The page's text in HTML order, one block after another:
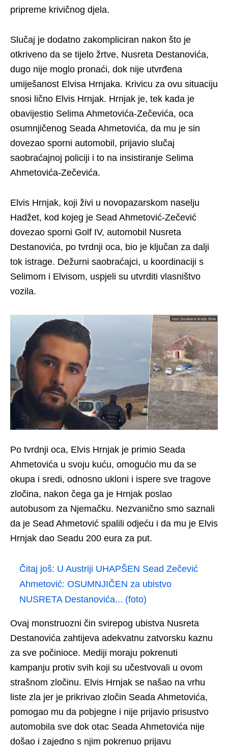
pripreme krivičnog djela.
Slučaj je dodatno zakompliciran nakon što je
otkriveno da se tijelo žrtve, Nusreta Destanovića,
dugo nije moglo pronaći, dok nije utvrđena
umiješanost Elvisa Hrnjaka. Krivicu za ovu situaciju
snosi lično Elvis Hrnjak. Hrnjak je, tek kada je
obavijestio Selima Ahmetovića-Zečevića, oca
osumnjičenog Seada Ahmetovića, da mu je sin
dovezao sporni automobil, prijavio slučaj
saobraćajnoj policiji i to na insistiranje Selima
Ahmetovića-Zečevića.
Elvis Hrnjak, koji živi u novopazarskom naselju
Hadžet, kod kojeg je Sead Ahmetović-Zečević
dovezao sporni Golf IV, automobil Nusreta
Destanovića, po tvrdnji oca, bio je ključan za dalji
tok istrage. Dežurni saobraćajci, u koordinaciji s
Selimom i Elvisom, uspjeli su utvrditi vlasništvo
vozila.
Po tvrdnji oca, Elvis Hrnjak je primio Seada
Ahmetovića u svoju kuću, omogućio mu da se
okupa i sredi, odnosno ukloni i ispere sve tragove
zločina, nakon čega ga je Hrnjak poslao
autobusom za Njemačku. Nezvanično smo saznali
da je Sead Ahmetović spalili odjeću i da mu je Elvis
Hrnjak dao Seadu 200 eura za put.
Čitaj još: U Austriji UHAPŠEN Sead Zečević
Ahmetović: OSUMNJIČEN za ubistvo
NUSRETA Destanovića... (foto)
Ovaj monstruozni čin svirepog ubistva Nusreta
Destanovića zahtijeva adekvatnu zatvorsku kaznu
za sve počinioce. Mediji moraju pokrenuti
kampanju protiv svih koji su učestvovali u ovom
strašnom zločinu. Elvis Hrnjak se našao na vrhu
liste zla jer je prikrivao zločin Seada Ahmetovića,
pomogao mu da pobjegne i nije prijavio prisustvo
automobila sve dok otac Seada Ahmetovića nije
došao i zajedno s njim pokrenuo prijavu